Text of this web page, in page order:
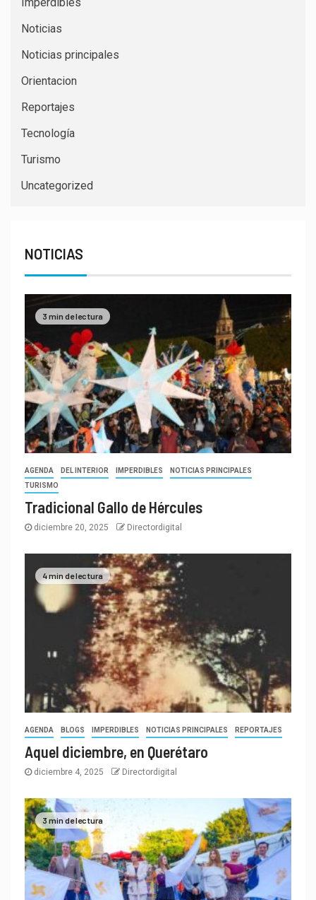
Noticias
Noticias principales
Orientacion
Reportajes
Tecnología
Turismo
Uncategorized
NOTICIAS
3 min de lectura
AGENDA DEL INTERIOR IMPERDIBLES
NOTICIAS PRINCIPALES
TURISMO
Tradicional Gallo de Hércules
diciembre 20, 2025 Directordigital
4 min de lectura
AGENDA BLOGS IMPERDIBLES NOTICIAS PRINCIPALES REPORTAJES
Aquel diciembre, en Querétaro
diciembre 4, 2025 Directordigital
3 min de lectura